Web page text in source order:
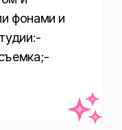
фонами и